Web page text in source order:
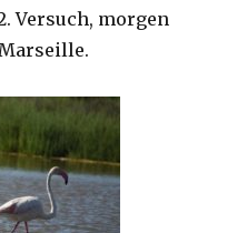
Versuch, morgen